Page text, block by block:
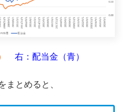
右：配当金（青）
まとめると、